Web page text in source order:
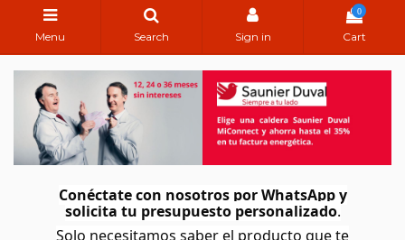
Menu Search Sign in
0
Cart
Conéctate con nosotros por WhatsApp y
solicita tu presupuesto personalizado.
Solo necesitamos saber el producto que te